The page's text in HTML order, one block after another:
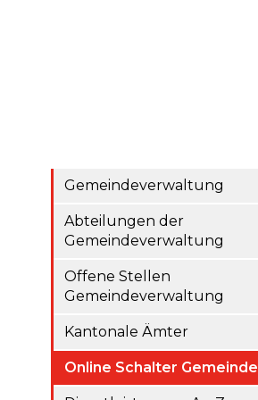
Gemeindeverwaltung
Abteilungen der
Gemeindeverwaltung
Offene Stellen
Gemeindeverwaltung
Kantonale Ämter
Online Schalter Gemeinde